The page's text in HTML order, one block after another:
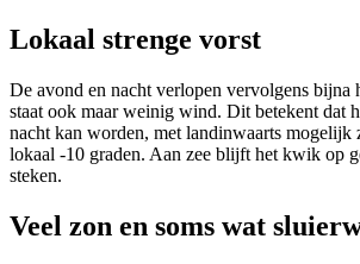
Lokaal strenge vorst
De avond en nacht verlopen vervolgens bijna
staat ook maar weinig wind. Dit betekent dat
nacht kan worden, met landinwaarts mogelijk
lokaal -10 graden. Aan zee blijft het kwik op
steken.
Veel zon en soms wat